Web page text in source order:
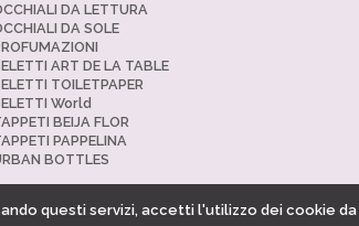
DA LETTURA
DA SOLE
ART DE LA TABLE
TOILETPAPER
World
BEIJA FLOR
PAPPELINA
BOTTLES
questi servizi, accetti l'utilizzo dei cookie